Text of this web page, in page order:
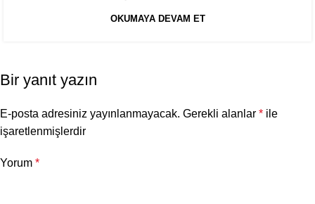
OKUMAYA DEVAM ET
Bir yanıt yazın
E-posta adresiniz yayınlanmayacak. Gerekli alanlar * ile
işaretlenmişlerdir
Yorum *